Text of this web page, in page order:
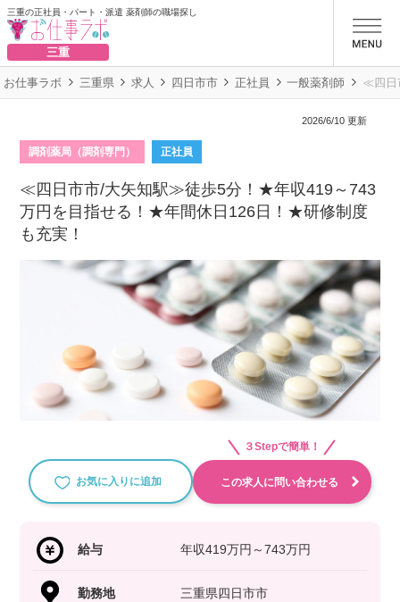
三重の正社員・パート・派遣 薬剤師の職場探し
三重
お仕事ラボ 三重県 求人 四日市市 正社員 一般薬剤師 ≪四日
2026/6/10 更新
調剤薬局（調剤専門） 正社員
≪四日市市/大矢知駅≫徒歩5分！★年収419～743
万円を目指せる！★年間休日126日！★研修制度
も充実！
お気に入りに追加
３Stepで簡単！
この求人に問い合わせる
給与 年収419万円～743万円
勤務地 三重県四日市市